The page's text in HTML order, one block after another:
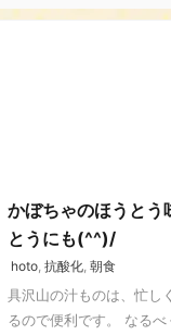
かぼちゃのほうと
とうにも(^^)/
hoto, 抗酸化, 朝食
具沢山の汁ものは、忙し
るので便利です。 なるべ